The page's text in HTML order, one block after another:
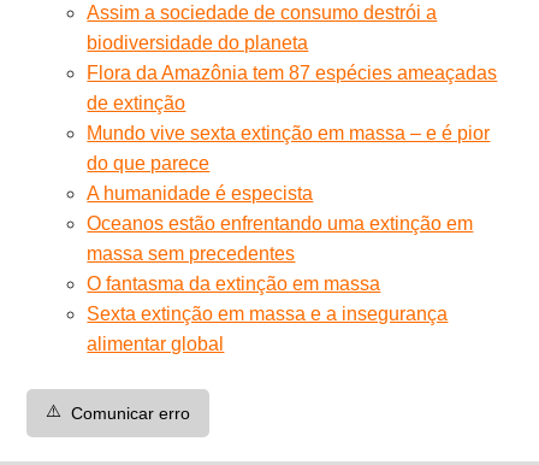
Assim a sociedade de consumo destrói a
biodiversidade do planeta
Flora da Amazônia tem 87 espécies ameaçadas
de extinção
Mundo vive sexta extinção em massa – e é pior
do que parece
A humanidade é especista
Oceanos estão enfrentando uma extinção em
massa sem precedentes
O fantasma da extinção em massa
Sexta extinção em massa e a insegurança
alimentar global
⚠️ Comunicar erro